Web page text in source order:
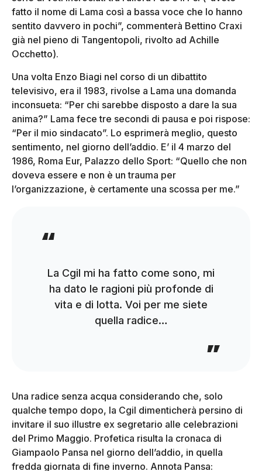
fatto il nome di Lama così a bassa voce che lo hanno
sentito davvero in pochi”, commenterà Bettino Craxi
già nel pieno di Tangentopoli, rivolto ad Achille
Occhetto).
Una volta Enzo Biagi nel corso di un dibattito
televisivo, era il 1983, rivolse a Lama una domanda
inconsueta: “Per chi sarebbe disposto a dare la sua
anima?” Lama fece tre secondi di pausa e poi rispose:
“Per il mio sindacato”. Lo esprimerà meglio, questo
sentimento, nel giorno dell’addio. E’ il 4 marzo del
1986, Roma Eur, Palazzo dello Sport: “Quello che non
doveva essere e non è un trauma per
l’organizzazione, è certamente una scossa per me.”
La Cgil mi ha fatto come sono, mi
ha dato le ragioni più profonde di
vita e di lotta. Voi per me siete
quella radice…
Una radice senza acqua considerando che, solo
qualche tempo dopo, la Cgil dimenticherà persino di
invitare il suo illustre ex segretario alle celebrazioni
del Primo Maggio. Profetica risulta la cronaca di
Giampaolo Pansa nel giorno dell’addio, in quella
fredda giornata di fine inverno. Annota Pansa: